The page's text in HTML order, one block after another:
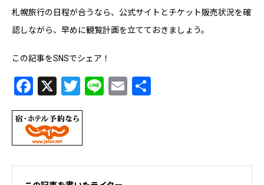
札幌旅行の日程が合うなら、公式サイトとチケット販売状況を確
認しながら、早めに観覧計画を立てておきましょう。
この記事をSNSでシェア！
Facebook
X Twitter
LineEmail